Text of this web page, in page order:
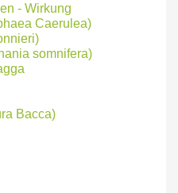
- Wirkung
Caerulea)
somnifera)
Bacca)